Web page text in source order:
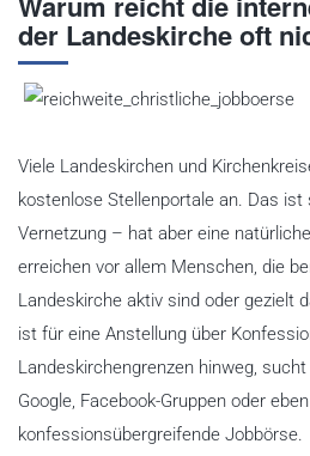
der Landeskirche oft
Viele Landeskirchen und
kostenlose Stellenportale an. Das ist
Vernetzung – hat aber eine
erreichen vor allem Menschen, die
Landeskirche aktiv sind oder gezielt
ist für eine Anstellung über
Landeskirchengrenzen hinweg,
Google, Facebook-Gruppen oder
konfessionsübergreifende Jobbörse.